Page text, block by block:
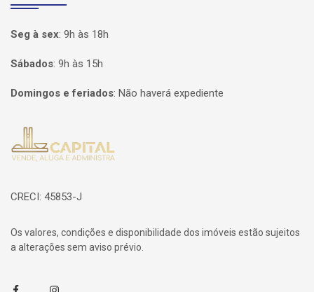
Seg à sex: 9h às 18h
Sábados: 9h às 15h
Domingos e feriados: Não haverá expediente
Página inicial
CRECI: 45853-J
Os valores, condições e disponibilidade dos imóveis estão sujeitos
a alterações sem aviso prévio.